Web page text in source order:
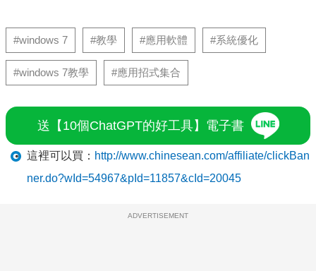
#windows 7 #教學 #應用軟體 #系統優化
#windows 7教學 #應用招式集合
送【10個ChatGPT的好工具】電子書
這裡可以買： http://www.chinesean.com/affiliate/clickBan
ner.do?wId=54967&pId=11857&cId=20045
ADVERTISEMENT